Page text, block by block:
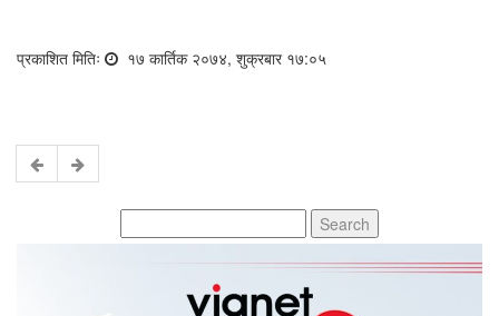
प्रकाशित मितिः १७ कार्तिक २०७४, शुक्रबार १७:०५
for: